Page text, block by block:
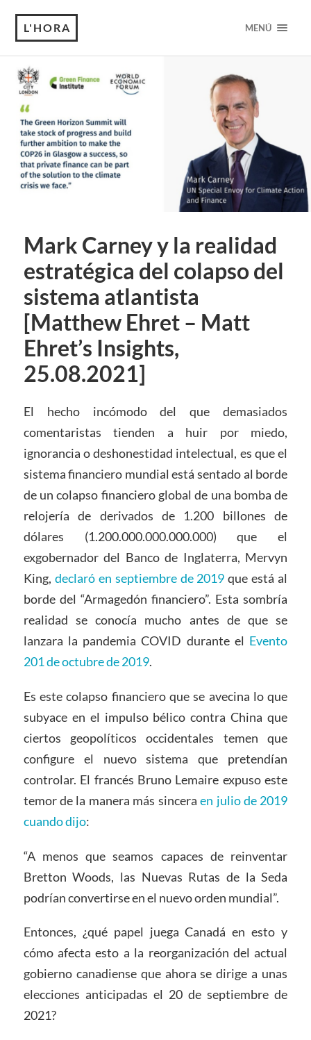
L'HORA MENÚ
Mark Carney y la realidad
estratégica del colapso del
sistema atlantista
[Matthew Ehret – Matt
Ehret’s Insights,
25.08.2021]
El hecho incómodo del que demasiados
comentaristas tienden a huir por miedo,
ignorancia o deshonestidad intelectual, es que el
sistema financiero mundial está sentado al borde
de un colapso financiero global de una bomba de
relojería de derivados de 1.200 billones de
dólares (1.200.000.000.000.000) que el
exgobernador del Banco de Inglaterra, Mervyn
King, declaró en septiembre de 2019 que está al
borde del “Armagedón financiero”. Esta sombría
realidad se conocía mucho antes de que se
lanzara la pandemia COVID durante el Evento
201 de octubre de 2019.
Es este colapso financiero que se avecina lo que
subyace en el impulso bélico contra China que
ciertos geopolíticos occidentales temen que
configure el nuevo sistema que pretendían
controlar. El francés Bruno Lemaire expuso este
temor de la manera más sinceraen julio de 2019
cuando dijo:
“A menos que seamos capaces de reinventar
Bretton Woods, las Nuevas Rutas de la Seda
podrían convertirse en el nuevo orden mundial”.
Entonces, ¿qué papel juega Canadá en esto y
cómo afecta esto a la reorganización del actual
gobierno canadiense que ahora se dirige a unas
elecciones anticipadas el 20 de septiembre de
2021?